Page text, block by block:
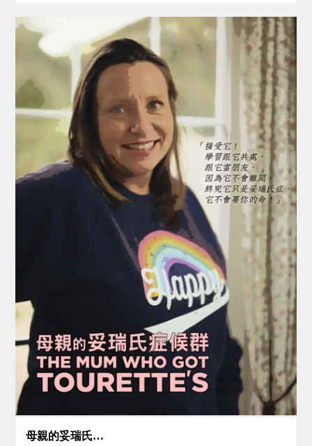
母親的妥瑞氏症候群